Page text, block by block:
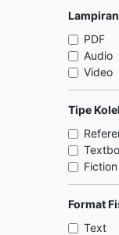
Lampiran
PDF
Audio
Video
Tipe
Fiction
Format
Text